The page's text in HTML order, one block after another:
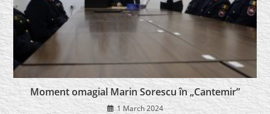
Moment omagial Marin Sorescu în „Cantemir”
1 March 2024